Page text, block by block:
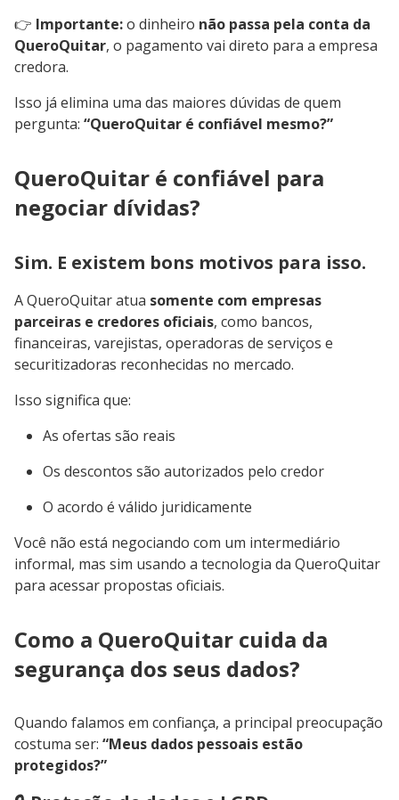
👉 Importante:o dinheiro não passa pela conta da
QueroQuitar, o pagamento vai direto para a empresa
credora.
Isso já elimina uma das maiores dúvidas de quem
pergunta: “QueroQuitar é confiável mesmo?”
QueroQuitar é confiável para
negociar dívidas?
Sim. E existem bons motivos para isso.
A QueroQuitar atua somente com empresas
parceiras e credores oficiais, como bancos,
financeiras, varejistas, operadoras de serviços e
securitizadoras reconhecidas no mercado.
Isso significa que:
As ofertas são reais
Os descontos são autorizados pelo credor
O acordo é válido juridicamente
Você não está negociando com um intermediário
informal, mas sim usando a tecnologia da QueroQuitar
para acessar propostas oficiais.
Como a QueroQuitar cuida da
segurança dos seus dados?
Quando falamos em confiança, a principal preocupação
costuma ser: “Meus dados pessoais estão
protegidos?”